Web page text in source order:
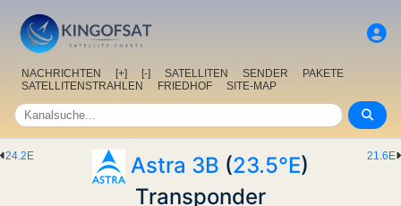
NACHRICHTEN [+] [-] SATELLITEN SENDER
PAKETE
SATELLITENSTRAHLEN
FRIEDHOF SITE-MAP
21.6E
24.2E Astra 3B (23.5°E)
Transponder